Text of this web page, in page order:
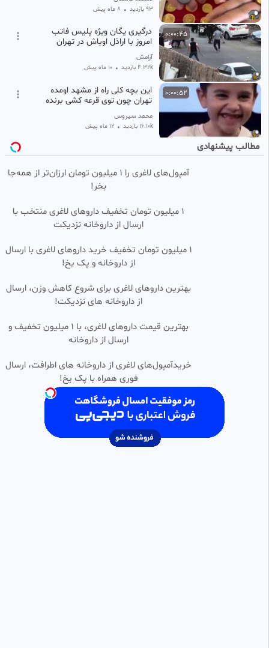
93 بازدید • 8 ماه پیش
0:00:45
درگیری یگان ویژه پلیس فاتب
امروز با اراذل اوباش در تهران
آرامش
4.32k بازدید • 10 ماه پیش
0:00:52
این بچه کلی راه از مشهد اومده
تهران چون توی قرعه کشی برنده
محمد سیروس
16.10k بازدید • 12 ماه پیش
امیرسالم
0:00:51
زورگیری با سلاح سرد در محله باغ
فیض تهران
•
لحظه ترور دو قاضی در تهران
ترفند خلاقیت لایف هک ✅️
14.23k بازدید • 1 سال پیش
0:01:03
ماجرای شنیده شدن صدای آژیر
خطر در تهران
7.62k بازدید • 5 سال پیش
0:01:25
سهم خوردوهای پلاک شهرستان در
تصادفات تهران
سیامک 313
157 بازدید • 1 سال پیش
مطالب پیشنهادی
آمپول‌های لاغری را ۱ میلیون تومان ارزان‌تر از همه‌جا
بخر!
۱ میلیون تومان تخفیف داروهای لاغری منتخب با
ارسال از داروخانه نزدیکت
1 میلیون تومان تخفیف خرید داروهای لاغری با ارسال
از داروخانه و پک یخ!
بهترین داروهای لاغری برای شروع کاهش وزن، ارسال
از داروخانه های نزدیکت!
بهترین قیمت داروهای لاغری، با ۱ میلیون تخفیف و
ارسال از داروخانه‌
خریدآمپول‌های لاغری از داروخانه های اطرافت، ارسال
فوری همراه با پک یخ!